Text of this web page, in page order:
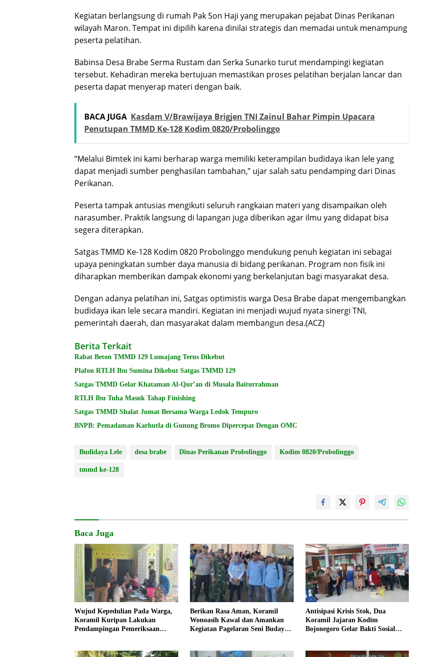
Kegiatan berlangsung di rumah Pak Son Haji yang merupakan pejabat Dinas Perikanan
wilayah Maron. Tempat ini dipilih karena dinilai strategis dan memadai untuk menampung
peserta pelatihan.
Babinsa Desa Brabe Serma Rustam dan Serka Sunarko turut mendampingi kegiatan
tersebut. Kehadiran mereka bertujuan memastikan proses pelatihan berjalan lancar dan
peserta dapat menyerap materi dengan baik.
BACA JUGA Kasdam V/Brawijaya Brigjen TNI Zainul Bahar Pimpin Upacara
Penutupan TMMD Ke-128 Kodim 0820/Probolinggo
“Melalui Bimtek ini kami berharap warga memiliki keterampilan budidaya ikan lele yang
dapat menjadi sumber penghasilan tambahan,” ujar salah satu pendamping dari Dinas
Perikanan.
Peserta tampak antusias mengikuti seluruh rangkaian materi yang disampaikan oleh
narasumber. Praktik langsung di lapangan juga diberikan agar ilmu yang didapat bisa
segera diterapkan.
Satgas TMMD Ke-128 Kodim 0820 Probolinggo mendukung penuh kegiatan ini sebagai
upaya peningkatan sumber daya manusia di bidang perikanan. Program non fisik ini
diharapkan memberikan dampak ekonomi yang berkelanjutan bagi masyarakat desa.
Dengan adanya pelatihan ini, Satgas optimistis warga Desa Brabe dapat mengembangkan
budidaya ikan lele secara mandiri. Kegiatan ini menjadi wujud nyata sinergi TNI,
pemerintah daerah, dan masyarakat dalam membangun desa.(ACZ)
Berita Terkait
Rabat Beton TMMD 129 Lumajang Terus Dikebut
Plafon RTLH Ibu Sumina Dikebut Satgas TMMD 129
Satgas TMMD Gelar Khataman Al-Qur’an di Musala Baiturrahman
RTLH Ibu Tuha Masuk Tahap Finishing
Satgas TMMD Shalat Jumat Bersama Warga Ledok Tempuro
BNPB: Pemadaman Karhutla di Gunung Bromo Dipercepat Dengan OMC
Budidaya Lele desa brabe Dinas Perikanan Probolinggo Kodim 0820/Probolinggo
tmmd ke-128
Baca Juga
Wujud Kepedulian Pada Warga,
Koramil Kuripan Lakukan
Pendampingan Pemeriksaan
Berikan Rasa Aman, Koramil
Wonoasih Kawal dan Amankan
Kegiatan Pagelaran Seni Budaya
Antisipasi Krisis Stok, Dua
Koramil Jajaran Kodim
Bojonegoro Gelar Bakti Sosial